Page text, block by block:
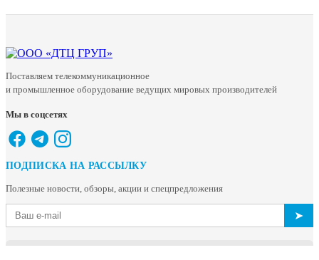
Поставляем телекоммуникационное
и промышленное оборудование ведущих мировых производителей
Мы в соцсетях
ПОДПИСКА НА РАССЫЛКУ
Полезные новости, обзоры, акции и спецпредложения
➤